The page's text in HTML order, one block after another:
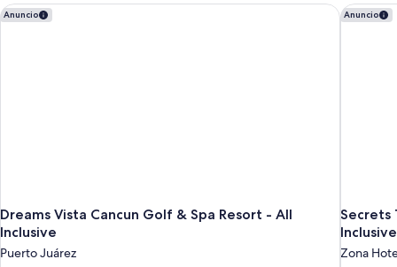
King
Bed
Anuncio
Dreams Vista Cancun Golf & Spa Resort - All
Inclusive
Puerto Juárez
Dreams Vista Cancun Golf & Spa Resort - All Inclusive Anuncio
Secrets
Inclusive
Zona
Secrets